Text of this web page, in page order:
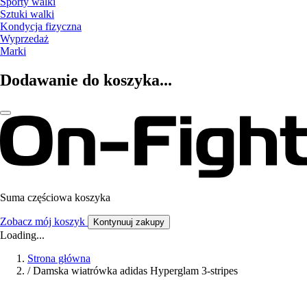
Sztuki walki
Kondycja fizyczna
Wyprzedaż
Marki
Dodawanie do koszyka...
Suma częściowa koszyka
Zobacz mój koszyk Kontynuuj zakupy
Loading...
Strona główna
/ Damska wiatrówka adidas Hyperglam 3-stripes